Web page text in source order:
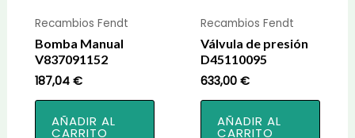
Recambios Fendt
Bomba Manual
V837091152
187,04 €
AÑADIR AL
CARRITO
Recambios Fendt
Válvula de presión
D45110095
633,00€
AÑADIR AL
CARRITO